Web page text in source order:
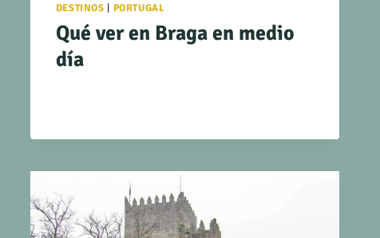
DESTINOS | PORTUGAL
Qué ver en Braga en medio
día